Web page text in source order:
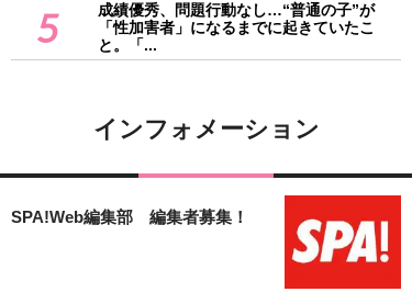
5
成績優秀、問題行動なし…“普通の子”が
「性加害者」になるまでに起きていたこ
と。「...
インフォメーション
SPA!Web編集部 編集者募集！